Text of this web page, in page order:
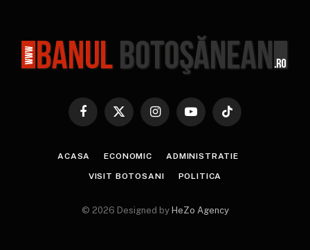
Facebook
X
InstagramYouTubeTikTok
ACASA ECONOMIC ADMINISTRATIE
VISIT BOTOSANI POLITICA
© 2026 Designed by HeZo Agency